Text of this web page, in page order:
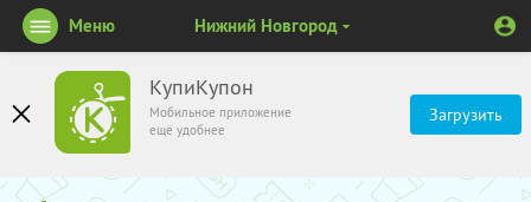
КупиКупон
Мобильное приложение
ещё удобнее
Загрузить
Меню Нижний Новгород